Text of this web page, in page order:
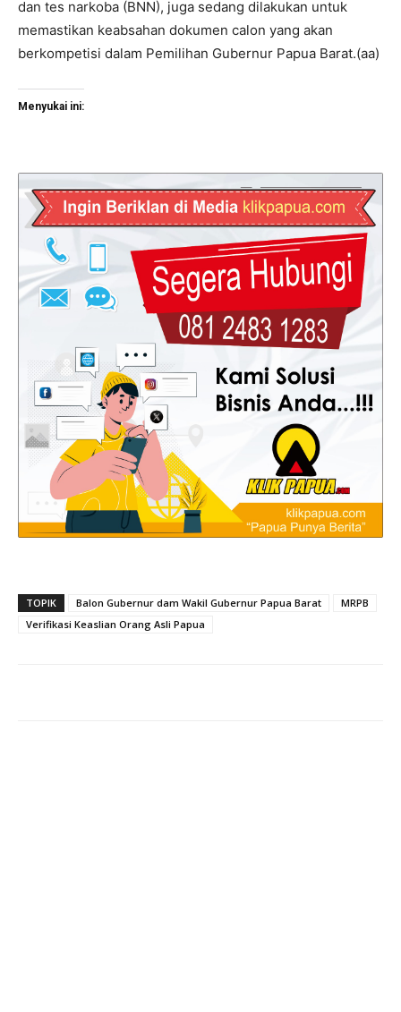
dan tes narkoba (BNN), juga sedang dilakukan untuk
memastikan keabsahan dokumen calon yang akan
berkompetisi dalam Pemilihan Gubernur Papua Barat.(aa)
Menyukai ini:
TOPIK Balon Gubernur dam Wakil Gubernur Papua Barat
MRPB
Verifikasi Keaslian Orang Asli Papua